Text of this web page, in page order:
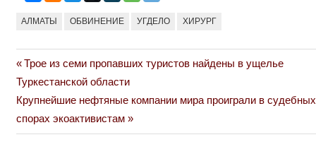
АЛМАТЫ ОБВИНЕНИЕ УГДЕЛО ХИРУРГ
Навигация
по
записям
Previous
Post:
Трое из семи пропавших туристов найдены в ущелье
Туркестанской области
Next
Post:
Крупнейшие нефтяные компании мира проиграли в судебных
спорах экоактивистам